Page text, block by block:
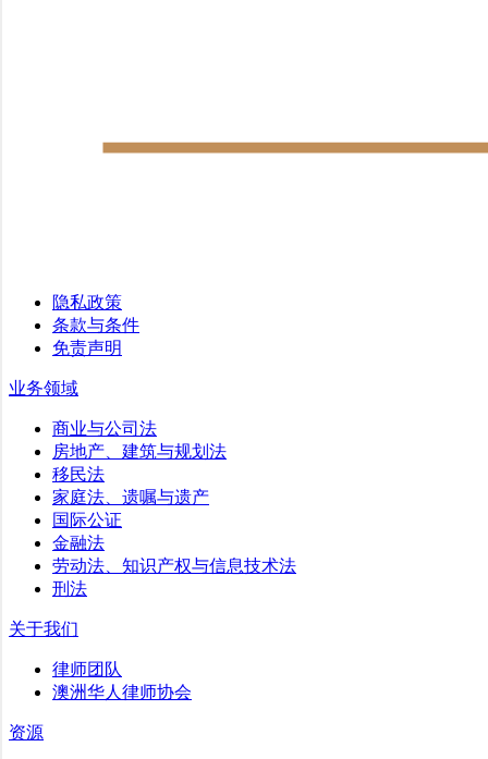
隐私政策
条款与条件
免责声明
业务领域
商业与公司法
房地产、建筑与规划法
移民法
家庭法、遗嘱与遗产
国际公证
金融法
劳动法、知识产权与信息技术法
刑法
关于我们
律师团队
澳洲华人律师协会
资源